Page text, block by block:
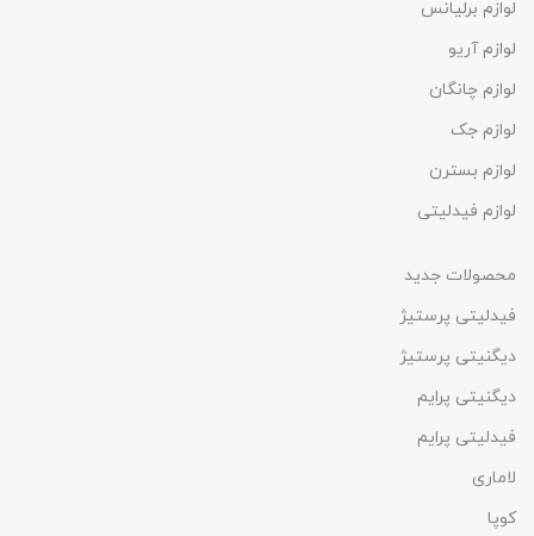
لوازم برلیانس
لوازم آریو
لوازم چانگان
لوازم جک
لوازم بسترن
لوازم فیدلیتی
محصولات جدید
فیدلیتی پرستیژ
دیگنیتی پرستیژ
دیگنیتی پرایم
فیدلیتی پرایم
لاماری
کوپا